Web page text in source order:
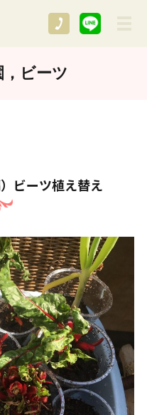
ビーツ
ビーツ植え替え